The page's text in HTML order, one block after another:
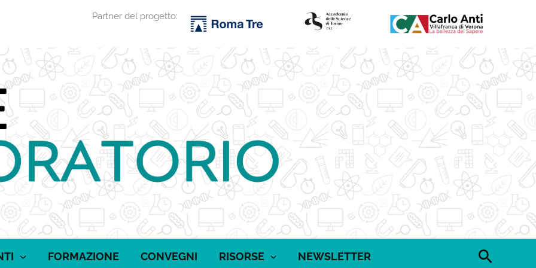
Partner del progetto:
FORMAZIONE CONVEGNI RISORSE NEWSLETTER Cerca